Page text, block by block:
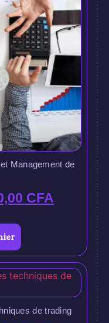
Management de
CFA
de trading